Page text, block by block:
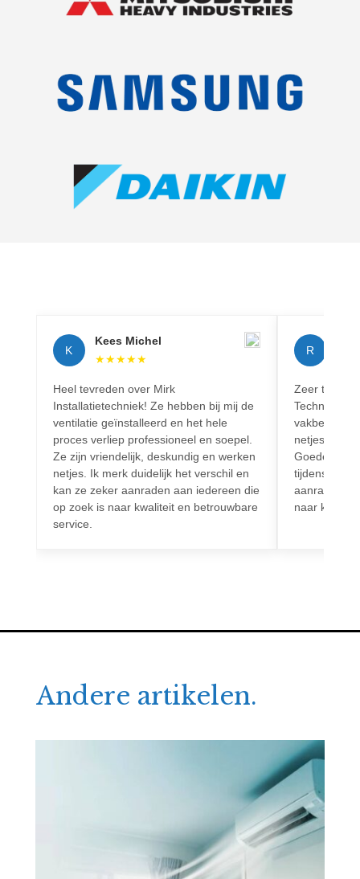
K
Kees Michel
★★★★★
Heel tevreden over Mirk
Installatietechniek! Ze hebben bij mij de
ventilatie geïnstalleerd en het hele
proces verliep professioneel en soepel.
Ze zijn vriendelijk, deskundig en werken
netjes. Ik merk duidelijk het verschil en
kan ze zeker aanraden aan iedereen die
op zoek is naar kwaliteit en betrouwbare
service.
R
Zeer
Techniek!
netjes en
Goede
tijdens het
aanrader
naar
Andere artikelen.